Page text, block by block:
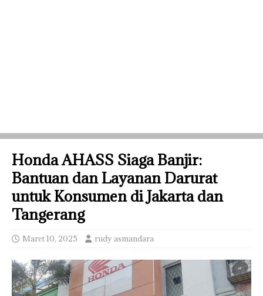
Honda AHASS Siaga Banjir:
Bantuan dan Layanan Darurat
untuk Konsumen di Jakarta dan
Tangerang
Maret 10, 2025 rudy asmandara